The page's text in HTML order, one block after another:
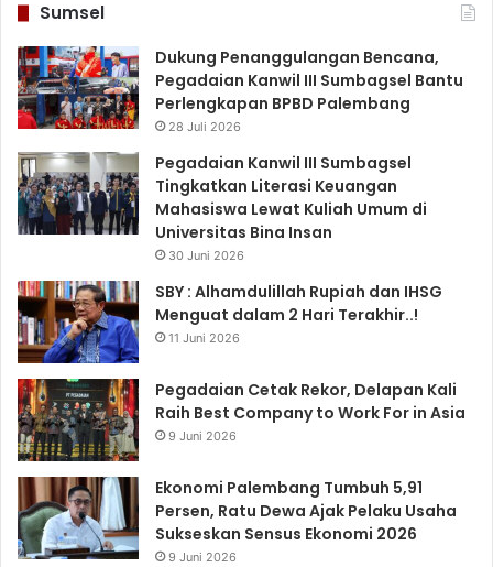
Sumsel
Dukung Penanggulangan Bencana,
Pegadaian Kanwil III Sumbagsel Bantu
Perlengkapan BPBD Palembang
28 Juli 2026
Pegadaian Kanwil III Sumbagsel
Tingkatkan Literasi Keuangan
Mahasiswa Lewat Kuliah Umum di
Universitas Bina Insan
30 Juni 2026
SBY : Alhamdulillah Rupiah dan IHSG
Menguat dalam 2 Hari Terakhir..!
11 Juni 2026
Pegadaian Cetak Rekor, Delapan Kali
Raih Best Company to Work For in Asia
9 Juni 2026
Ekonomi Palembang Tumbuh 5,91
Persen, Ratu Dewa Ajak Pelaku Usaha
Sukseskan Sensus Ekonomi 2026
9 Juni 2026